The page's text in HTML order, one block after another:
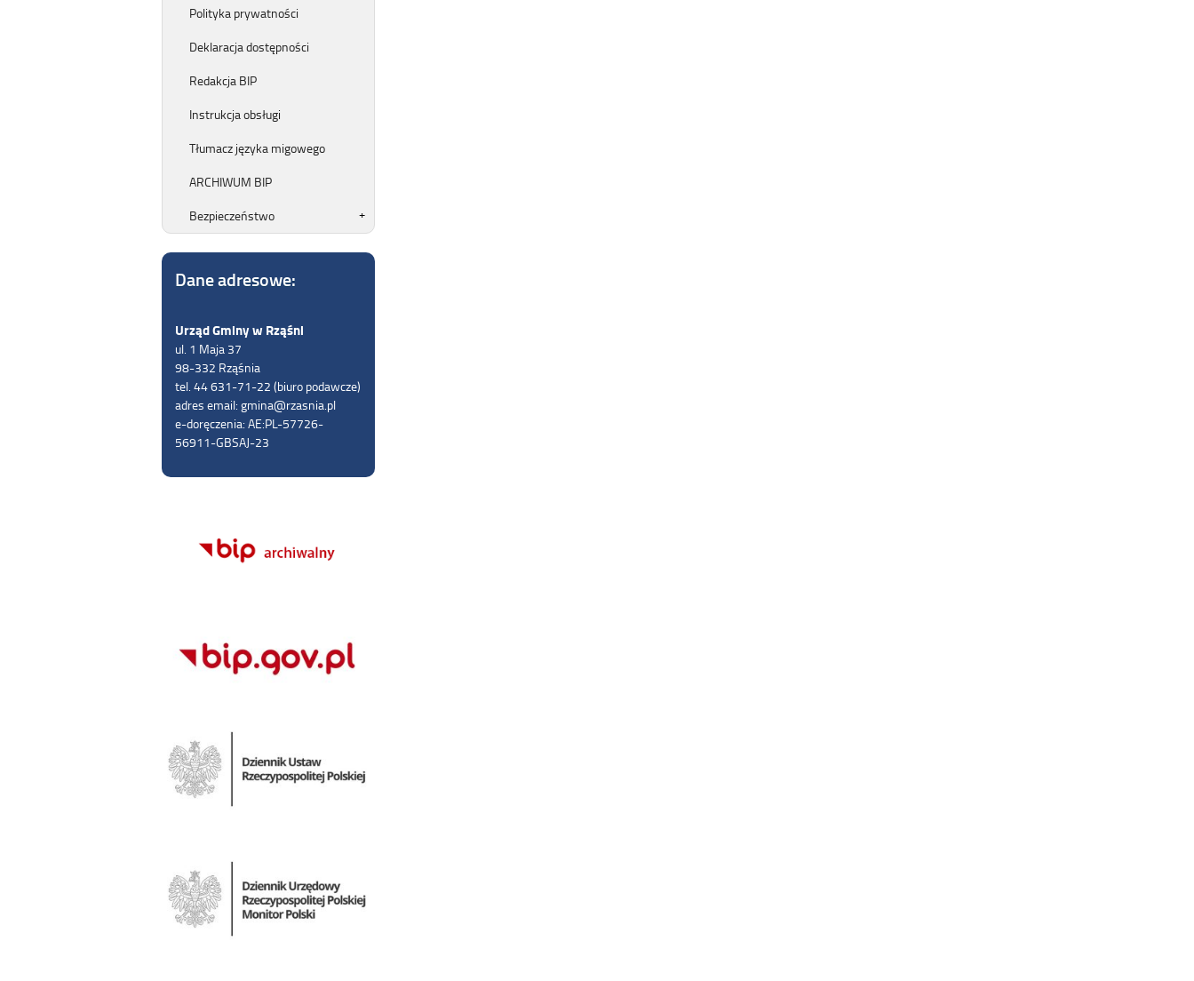
Polityka prywatności
Deklaracja dostępności
Redakcja BIP
Instrukcja obsługi
Tłumacz języka migowego
ARCHIWUM BIP
Bezpieczeństwo
Dane adresowe:
Urząd Gminy w Rząśni
ul. 1 Maja 37
98-332 Rząśnia
tel. 44 631-71-22 (biuro podawcze)
adres email: gmina@rzasnia.pl
e-doręczenia: AE:PL-57726-
56911-GBSAJ-23